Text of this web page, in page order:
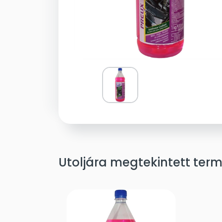
Utoljára megtekintett